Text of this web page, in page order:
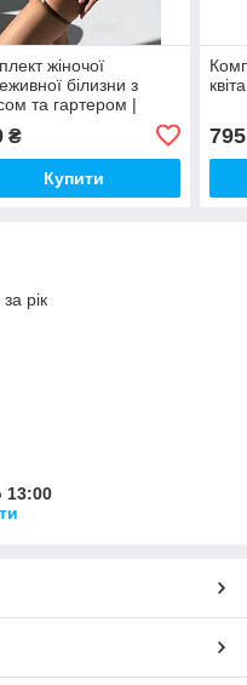
жіночої
білизни з
та гартером |
кольору
₴
Купити
795
рік
13:00